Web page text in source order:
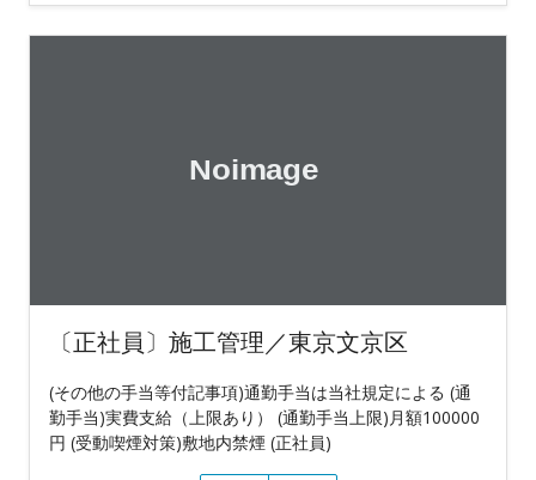
〔正社員〕施工管理／東京文京区
(その他の手当等付記事項)通勤手当は当社規定による (通
勤手当)実費支給（上限あり） (通勤手当上限)月額100000
円 (受動喫煙対策)敷地内禁煙 (正社員)